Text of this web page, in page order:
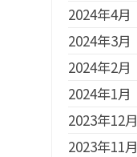
2024年4月
2024年3月
2024年2月
2024年1月
2023年12月
2023年11月